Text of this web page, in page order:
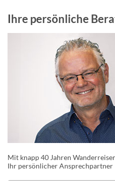
Ihre persönliche
Mit knapp 40 Jahren
Ihr persönlicher Ansprechpartner